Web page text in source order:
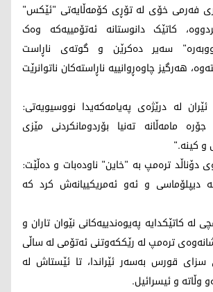
فەرمی خۆی لە تۆڕی کۆمەڵایەتی "ئێکس"
کاتێک دانوستانە ئەتۆمییەکە وەک
سەیر دەکرێن و گوتەی ناڕاست
هەرگیز چاوەڕوانییە ناڕاستەکان ناتوانرێت
لە درێژەی پەیامەکەیدا نووسیویەتی:
مامەڵانە تەنیا بۆردومانکردنی مێزی
و کینە."
دۆناڵد ترەمپ بە "خاین" ناودەبات و دەڵێت:
دیپلۆماسی و ئەو ئەمریکییانەش کرد کە
لە کاتێکدایە پەیوەندییەکانی نێوان تاران و
ترەمپ لە رێککەوتنی ئەتۆمی لە ساڵی
سزای قورس بەسەر ئێراندا، تا ئێستاش لە
وڵاتە و ئیسرائیل.